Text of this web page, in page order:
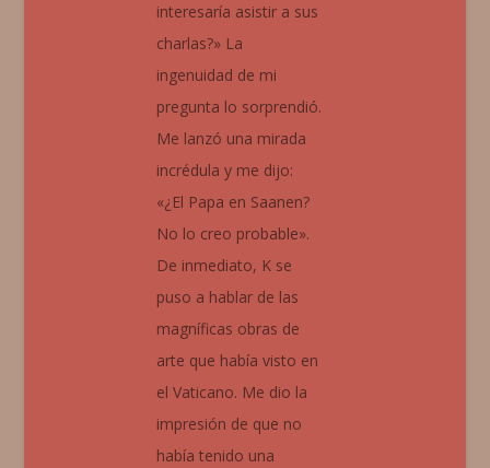
interesaría asistir a sus
charlas?» La
ingenuidad de mi
pregunta lo sorprendió.
Me lanzó una mirada
incrédula y me dijo:
«¿El Papa en Saanen?
No lo creo probable».
De inmediato, K se
puso a hablar de las
magníficas obras de
arte que había visto en
el Vaticano. Me dio la
impresión de que no
había tenido una